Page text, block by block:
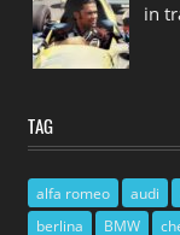
in
TAG
alfa romeo audi
berlina
BMW